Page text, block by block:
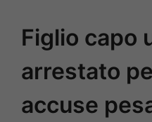
Figlio capo
arrestato
accuse